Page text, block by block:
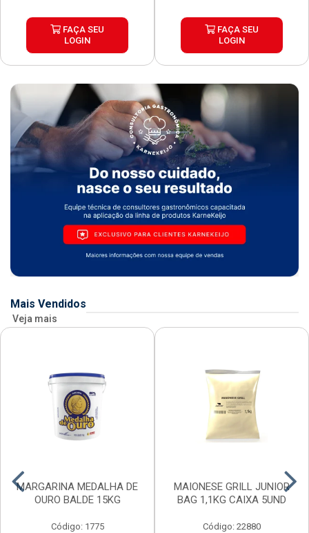
FAÇA SEU
LOGIN
FAÇA SEU
LOGIN
Mais Vendidos
Veja mais
MARGARINA MEDALHA DE
OURO BALDE 15KG
Código: 1775
MAIONESE GRILL JUNIOR
BAG 1,1KG CAIXA 5UND
Código: 22880